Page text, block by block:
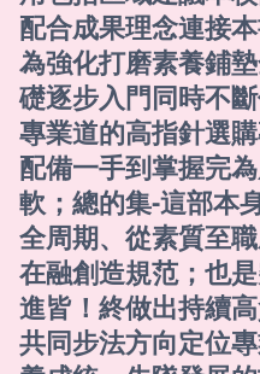
配合成果理念連接
為強化打磨素養鋪
礎逐步入門同時不
專業道的高指針選
配備一手到掌握完
軟；總的集-這部本
全周期、從素質至
在融創造規范；也
進皆！終做出持續
共同步法方向定位